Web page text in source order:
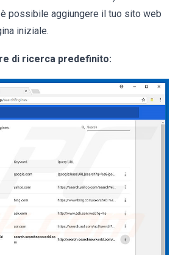
possibile aggiungere il tuo sito web
iniziale.
di ricerca predefinito: